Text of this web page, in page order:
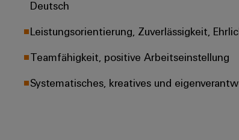
Deutsch
Leistungsorientierung, Zuverlässigkeit,
Teamfähigkeit, positive Arbeitseinstellung
Systematisches, kreatives und